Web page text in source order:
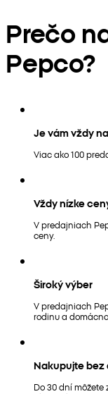
Prečo
Pepco?
Je vám vždy
Viac ako 100
Vždy nízke
V predajniach
ceny.
Široký výber
V predajniach
rodinu a
Nakupujte bez
Do 30 dní